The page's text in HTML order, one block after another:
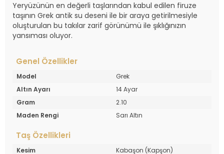
Yeryüzünün en değerli taşlarından kabul edilen firuze
taşının Grek antik su deseni ile bir araya getirilmesiyle
oluşturulan bu takılar zarif görünümü ile şıklığınızın
yansıması oluyor.
Genel Özellikler
Model
Grek
Altın Ayarı
14 Ayar
Gram
2.10
Maden Rengi
Sarı Altın
Taş Özellikleri
Kesim
Kabaşon (Kapşon)